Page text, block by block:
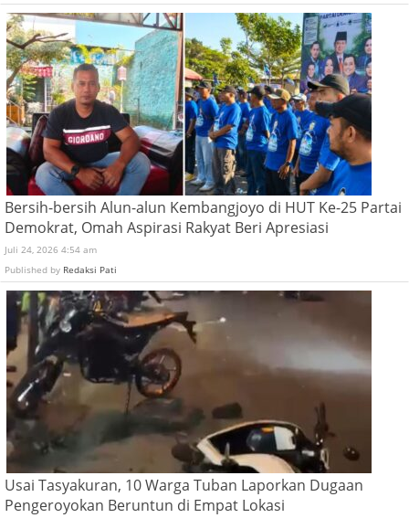
Bersih-bersih Alun-alun Kembangjoyo di HUT Ke-25 Partai
Demokrat, Omah Aspirasi Rakyat Beri Apresiasi
Juli 24, 2026 4:54 am
Published by Redaksi Pati
Usai Tasyakuran, 10 Warga Tuban Laporkan Dugaan
Pengeroyokan Beruntun di Empat Lokasi